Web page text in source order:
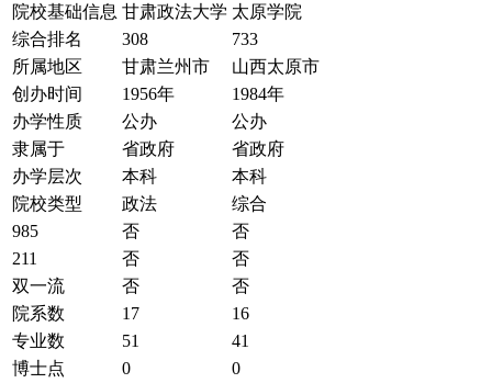
院校基础信息 甘肃政法大学 太原学院
综合排名
308
733
所属地区
甘肃兰州市
山西太原市
创办时间
1956年
1984年
办学性质
公办
公办
隶属于
省政府
省政府
办学层次
本科
本科
院校类型
政法
综合
985
否
否
211
否
否
双一流
否
否
院系数
17
16
专业数
51
41
博士点
0
0